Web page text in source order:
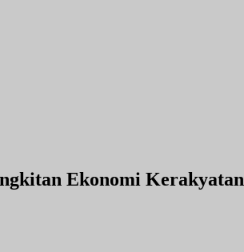
Ekonomi Kerakyatan